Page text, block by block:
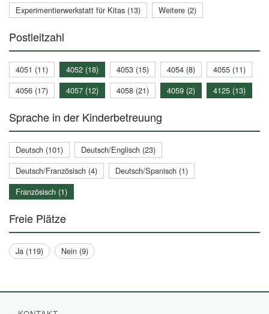
Experimentierwerkstatt für Kitas (13)
Weitere (2)
Postleitzahl
4051 (11) 4052 (18) 4053 (15) 4054 (8)
4055 (11)
4056 (17)
4057 (12) 4058 (21) 4059 (2) 4125 (13)
Sprache in der Kinderbetreuung
Deutsch (101)
Deutsch/Englisch (23)
Deutsch/Französisch (4)
Deutsch/Spanisch (1)
Französisch (1)
Freie Plätze
Ja (119) Nein (9)